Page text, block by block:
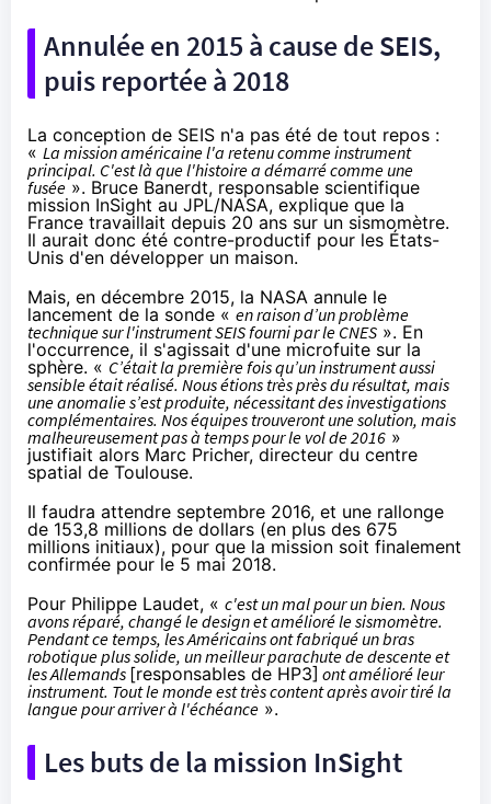
Annulée en 2015 à cause de SEIS,
puis reportée à 2018
La conception de SEIS n'a pas été de tout repos :
« La mission américaine l'a retenu comme instrument
principal. C'est là que l'histoire a démarré comme une
fusée ». Bruce Banerdt, responsable scientifique
mission InSight au JPL/NASA, explique que la
France travaillait depuis 20 ans sur un sismomètre.
Il aurait donc été contre-productif pour les États-
Unis d'en développer un maison.
Mais, en décembre 2015, la NASA annule le
lancement de la sonde « en raison d’un problème
technique sur l'instrument SEIS fourni par le CNES ». En
l'occurrence, il s'agissait d'une microfuite sur la
sphère. « C’était la première fois qu’un instrument aussi
sensible était réalisé. Nous étions très près du résultat, mais
une anomalie s’est produite, nécessitant des investigations
complémentaires. Nos équipes trouveront une solution, mais
malheureusement pas à temps pour le vol de 2016 »
justifiait alors Marc Pricher, directeur du centre
spatial de Toulouse.
Il faudra attendre septembre 2016, et une rallonge
de 153,8 millions de dollars (en plus des 675
millions initiaux), pour que la mission soit finalement
confirmée pour le 5 mai 2018.
Pour Philippe Laudet, « c'est un mal pour un bien. Nous
avons réparé, changé le design et amélioré le sismomètre.
Pendant ce temps, les Américains ont fabriqué un bras
robotique plus solide, un meilleur parachute de descente et
les Allemands [responsables de HP3] ont amélioré leur
instrument. Tout le monde est très content après avoir tiré la
langue pour arriver à l'échéance ».
Les buts de la mission InSight